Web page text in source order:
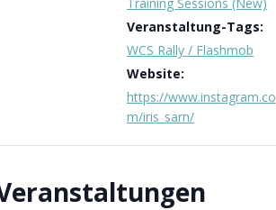
Veranstaltung-Tags:
WCS Rally / Flashmob
Website:
https://www.instagram.co
m/iris_sarn/